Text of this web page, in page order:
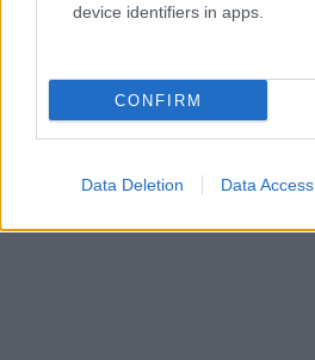
device identifiers in apps.
CONFIRM
Data Deletion Data Access